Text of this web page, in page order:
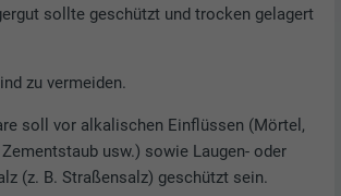
sollte geschützt und trocken gelagert
zu vermeiden.
soll vor alkalischen Einflüssen (Mörtel,
usw.) sowie Laugen- oder
(z. B. Straßensalz) geschützt sein.